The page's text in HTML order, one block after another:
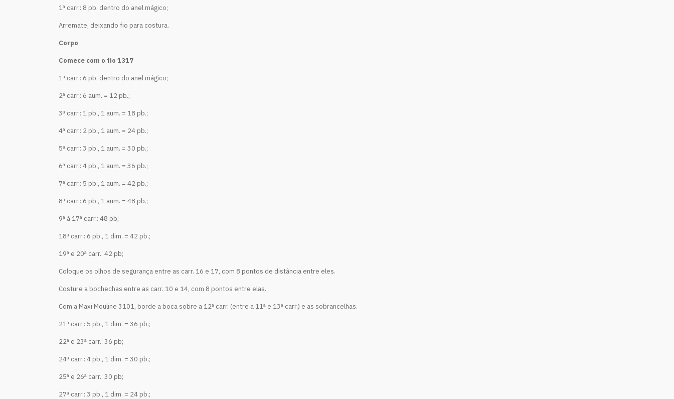
1ª carr.: 8 pb. dentro do anel mágico;
Arremate, deixando fio para costura.
Corpo
Comece com o fio 1317
1ª carr.: 6 pb. dentro do anel mágico;
2ª carr.: 6 aum. = 12 pb.;
3ª carr.: 1 pb., 1 aum. = 18 pb.;
4ª carr.: 2 pb., 1 aum. = 24 pb.;
5ª carr.: 3 pb., 1 aum. = 30 pb.;
6ª carr.: 4 pb., 1 aum. = 36 pb.;
7ª carr.: 5 pb., 1 aum. = 42 pb.;
8ª carr.: 6 pb., 1 aum. = 48 pb.;
9ª à 17ª carr.: 48 pb;
18ª carr.: 6 pb., 1 dim. = 42 pb.;
19ª e 20ª carr.: 42 pb;
Coloque os olhos de segurança entre as carr. 16 e 17, com 8 pontos de distância entre eles.
Costure a bochechas entre as carr. 10 e 14, com 8 pontos entre elas.
Com a Maxi Mouline 3101, borde a boca sobre a 12ª carr. (entre a 11ª e 13ª carr.) e as sobrancelhas.
21ª carr.: 5 pb., 1 dim. = 36 pb.;
22ª e 23ª carr.: 36 pb;
24ª carr.: 4 pb., 1 dim. = 30 pb.;
25ª e 26ª carr.: 30 pb;
27ª carr.: 3 pb., 1 dim. = 24 pb.;